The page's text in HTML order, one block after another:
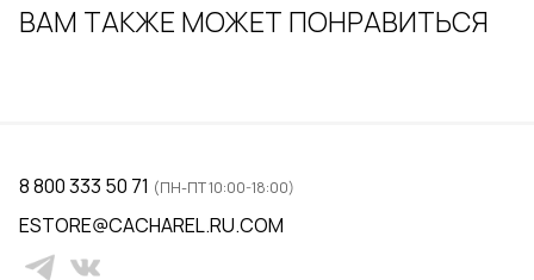
ВАМ ТАКЖЕ МОЖЕТ ПОНРАВИТЬСЯ
8 800 333 50 71 (ПН-ПТ 10:00-18:00)
ESTORE@CACHAREL.RU.COM